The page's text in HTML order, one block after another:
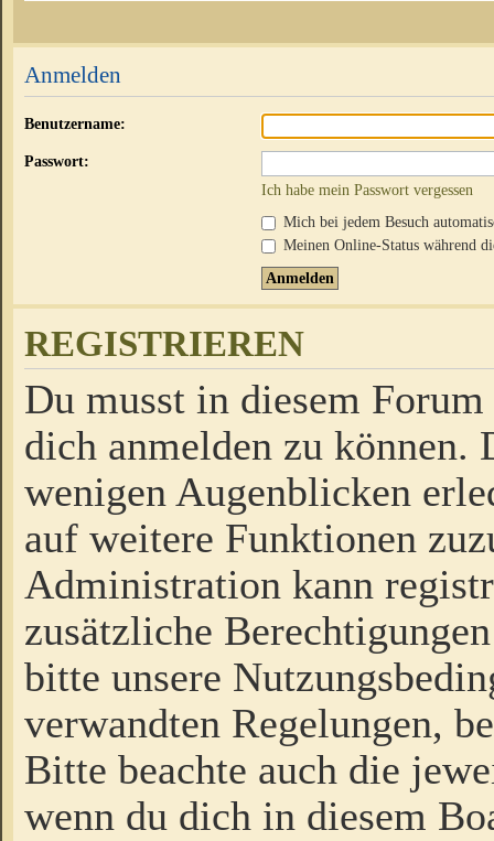
Anmelden
Benutzername:
Passwort:
Ich habe mein Passwort vergessen
Mich bei jedem Besuch
Meinen Online-Status während
REGISTRIEREN
Du musst in diesem
dich anmelden zu
wenigen Augenblicken
auf weitere Funktionen
Administration kann
zusätzliche
bitte unsere
verwandten Regelungen,
Bitte beachte auch die
wenn du dich in diesem